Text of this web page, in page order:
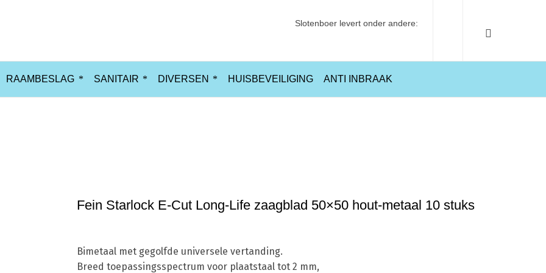
Slotenboer levert onder andere:
RAAMBESLAG SANITAIR DIVERSEN HUISBEVEILIGING ANTI INBRAAK
Fein Starlock E-Cut Long-Life zaagblad 50×50 hout-metaal 10 stuks
Bimetaal met gegolfde universele vertanding.
Breed toepassingsspectrum voor plaatstaal tot 2 mm,